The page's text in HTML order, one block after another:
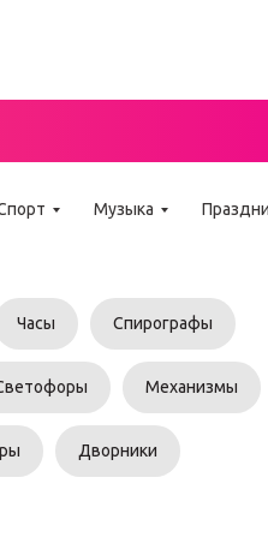
Музыка
Часы Спирографы
Механизмы
Дворники